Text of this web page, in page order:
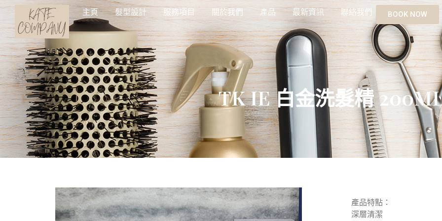
主頁 髮型設計 服務項目 關於我們 產品 最新資訊 聯絡我們 BOOK NOW
TK IE 白金洗髮精
產品特點：
深層清潔